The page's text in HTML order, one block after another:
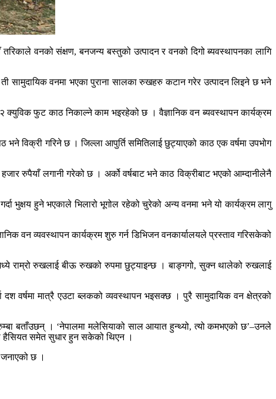
वनको संक्षण, बनजन्य बस्तुको उत्पादन र वनको दिगो ब्यवस्थापनका लागि
सामुदायिक वनमा भएका पुराना सालका रुखहरु कटान गरेर उत्पादन लिइने छ भने
फुट काठ निकाल्ने काम भइरहेको छ । वैज्ञानिक वन ब्यवस्थापन कार्यक्रम
भने विक्री गरिने छ । जिल्ला आपुर्ति समितिलाई छुट्याएको काठ एक वर्षमा उपभोग
रुपैयाँ लगानी गरेको छ । अर्को वर्षबाट भने काठ विक्रीबाट भएको आम्दानीलेनै
भुक्षय हुने भएकाले भिलारो भूगोल रहेको चुरेको अन्य वनमा भने यो कार्यक्रम लागु
वन व्यवस्थापन कार्यक्रम शुरु गर्न डिभिजन वनकार्यालयले प्रस्ताव गरिसकेको
राम्रो रुखलाई बीऊ रुखको रुपमा छुट्याइन्छ । बाङ्गगो, सुक्न थालेको रुखलाई
वर्षमा मात्रै एउटा ब्लकको व्यवस्थापन भइसक्छ । पुरै सामुदायिक वन क्षेत्रको
बताँउछन् । ‘नेपालमा मलेसियाको साल आयात हुन्थ्यो, त्यो कमभएको छ’–उनले
हैसियत समेत सुधार हुन सकेको थिएन ।
छ ।